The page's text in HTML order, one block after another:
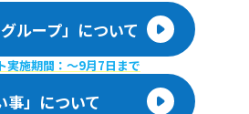
グループ」について
実施期間：〜9月7日まで
事」について